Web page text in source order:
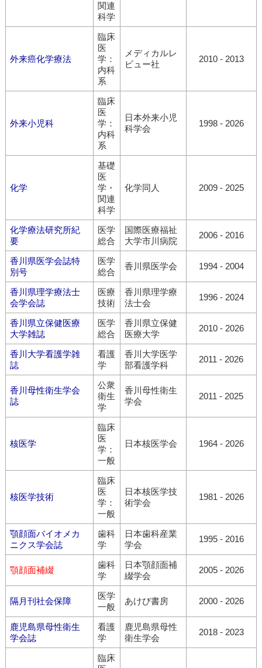
関連
科学
外来癌化学療法
臨床
医
学：
内科
系
メディカルレ
ビュー社
2010 - 2013
外来小児科
臨床
医
学：
内科
系
日本外来小児
科学会
1998 - 2026
化学
基礎
医
学・
関連
科学
化学同人 2009 - 2025
化学療法研究所紀
要
医学
総合
国際医療福祉
大学市川病院
2006 - 2016
香川県医学会誌特
別号
医学
総合
香川県医学会 1994 - 2004
香川県理学療法士
会学会誌
医療
技術
香川県理学療
法士会
1996 - 2024
香川県立保健医療
大学雑誌
医学
総合
香川県立保健
医療大学
2010 - 2026
香川大学看護学雑
誌
看護
学
香川大学医学
部看護学科
2011 - 2026
香川母性衛生学会
誌
公衆
衛生
学
香川母性衛生
学会
2011 - 2025
核医学
臨床
医
学：
一般
日本核医学会 1964 - 2026
核医学技術
臨床
医
学：
一般
日本核医学技
術学会
1981 - 2026
顎顔面バイオメカ
ニクス学会誌
歯科
学
日本歯科産業
学会
1995 - 2016
顎顔面補綴
歯科
学
日本顎顔面補
綴学会
2005 - 2026
隔月刊社会保障
医学
一般
あけび書房 2000 - 2026
鹿児島県母性衛生
学会誌
看護
学
鹿児島県母性
衛生学会
2018 - 2023
臨床